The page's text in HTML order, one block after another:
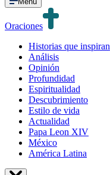
Oraciones
Historias que inspiran
Análisis
Opinión
Profundidad
Espiritualidad
Descubrimiento
Estilo de vida
Actualidad
Papa Leon XIV
México
América Latina